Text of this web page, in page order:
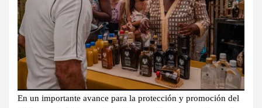
En un importante avance para la protección y promoción del